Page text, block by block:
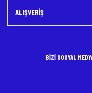
ALIŞVERİŞ
BİZİ SOSYAL